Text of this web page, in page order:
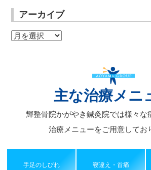
アーカイブ
ア
主な治療メニ
輝整骨院かがやき鍼灸院では様々な
治療メニューをご用意してお
手足のしびれ 寝違え・首痛